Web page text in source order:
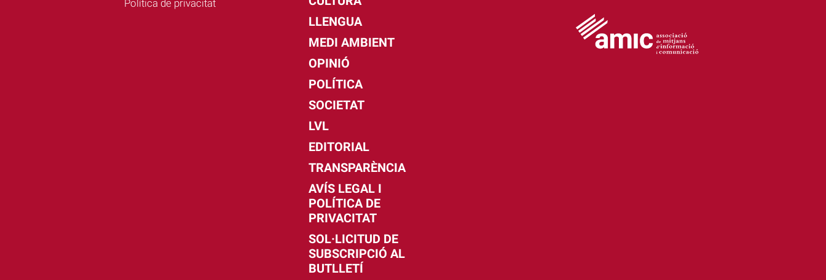
Política de privacitat
LLENGUA
MEDI AMBIENT
OPINIÓ
POLÍTICA
SOCIETAT
LVL
EDITORIAL
TRANSPARÈNCIA
AVÍS LEGAL I
POLÍTICA DE
PRIVACITAT
SOL·LICITUD DE
SUBSCRIPCIÓ AL
BUTLLETÍ